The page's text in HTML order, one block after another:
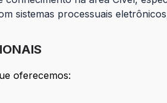
sistemas processuais
oferecemos: